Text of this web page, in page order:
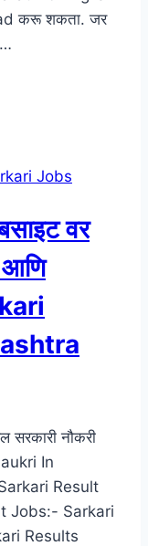
करू शकता. जर
Jobs
वर
आणि
सरकारी नौकरी
In
Result
Jobs:- Sarkari
Results